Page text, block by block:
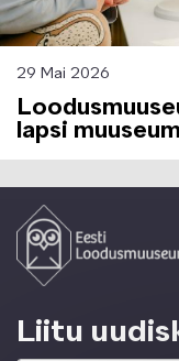
29 Mai 2026
lapsi
Liitu